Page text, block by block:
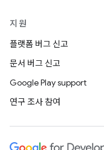
지원
플랫폼 버그 신고
문서 버그 신고
Google Play support
연구 조사 참여